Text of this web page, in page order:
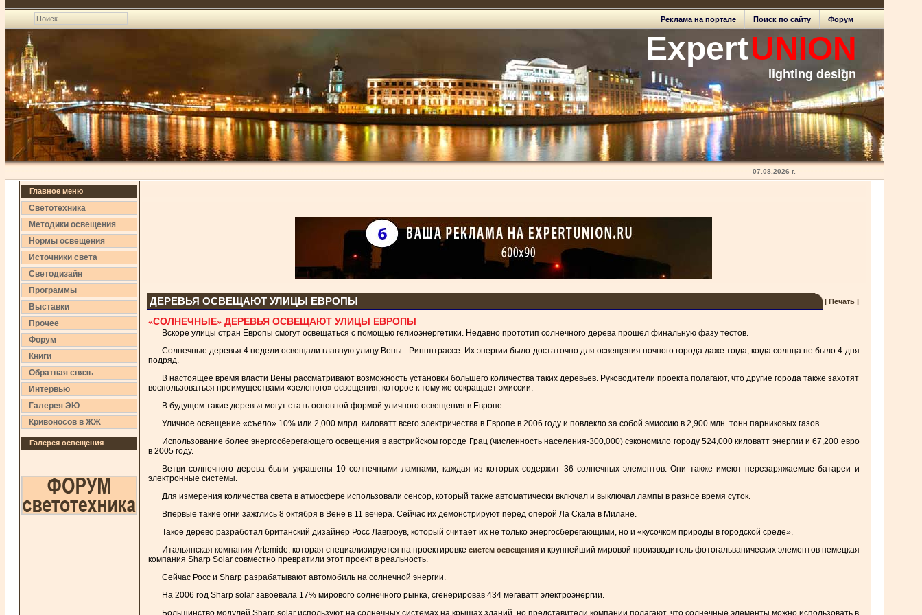
Форум
Поиск по сайту
Реклама на портале
ExpertUNION
lighting design
07.08.2026 г.
Главное меню
Светотехника
Методики освещения
Нормы освещения
Источники света
Светодизайн
Программы
Выставки
Прочее
Форум
Книги
Обратная связь
Интервью
Галерея ЭЮ
Кривоносов в ЖЖ
Галерея освещения
ДЕРЕВЬЯ ОСВЕЩАЮТ УЛИЦЫ ЕВРОПЫ | Печать |
«СОЛНЕЧНЫЕ» ДЕРЕВЬЯ ОСВЕЩАЮТ УЛИЦЫ ЕВРОПЫ
Вскоре улицы стран Европы смогут освещаться с помощью гелиоэнергетики. Недавно прототип солнечного дерева прошел финальную фазу тестов.
Солнечные деревья 4 недели освещали главную улицу Вены - Рингштрассе. Их энергии было достаточно для освещения ночного города даже тогда, когда солнца не было 4 дня
подряд.
В настоящее время власти Вены рассматривают возможность установки большего количества таких деревьев. Руководители проекта полагают, что другие города также захотят
воспользоваться преимуществами «зеленого» освещения, которое к тому же сокращает эмиссии.
В будущем такие деревья могут стать основной формой уличного освещения в Европе.
Уличное освещение «съело» 10% или 2,000 млрд. киловатт всего электричества в Европе в 2006 году и повлекло за собой эмиссию в 2,900 млн. тонн парниковых газов.
Использование более энергосберегающего освещения в австрийском городе Грац (численность населения-300,000) сэкономило городу 524,000 киловатт энергии и 67,200 евро
в 2005 году.
Ветви солнечного дерева были украшены 10 солнечными лампами, каждая из которых содержит 36 солнечных элементов. Они также имеют перезаряжаемые батареи и
электронные системы.
Для измерения количества света в атмосфере использовали сенсор, который также автоматически включал и выключал лампы в разное время суток.
Впервые такие огни зажглись 8 октября в Вене в 11 вечера. Сейчас их демонстрируют перед оперой Ла Скала в Милане.
Такое дерево разработал британский дизайнер Росс Лавгроув, который считает их не только энергосберегающими, но и «кусочком природы в городской среде».
Итальянская компания Artemide, которая специализируется на проектировке систем освещенияи крупнейший мировой производитель фотогальванических элементов немецкая
компания Sharp Solar совместно превратили этот проект в реальность.
Сейчас Росс и Sharp разрабатывают автомобиль на солнечной энергии.
На 2006 год Sharp solar завоевала 17% мирового солнечного рынка, сгенерировав 434 мегаватт электроэнергии.
Большинство модулей Sharp solar используют на солнечных системах на крышах зданий, но представители компании полагают, что солнечные элементы можно использовать в